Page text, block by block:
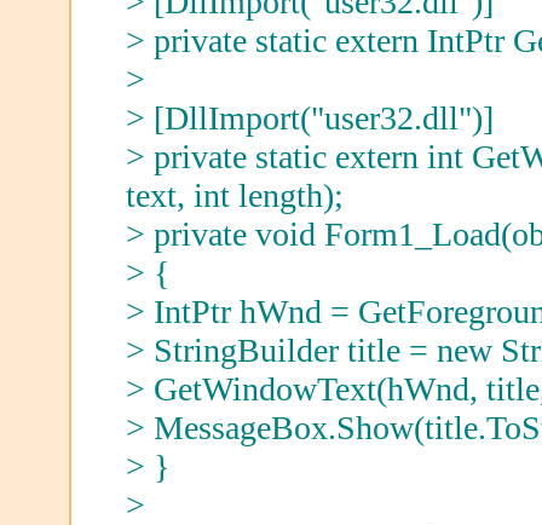
> private static extern IntPtr
>
> [DllImport("user32.dll")]
> private static extern int
text, int length);
> private void
> {
> IntPtr hWnd =
> StringBuilder title = new
> GetWindowText(hWnd,
>
> }
>